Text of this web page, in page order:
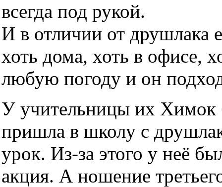
всегда под рукой.
И в отличии от друшлака
хоть дома, хоть в офисе,
любую погоду и он
У учительницы их Химок
пришла в школу с
урок. Из-за этого у неё
акция. А ношение